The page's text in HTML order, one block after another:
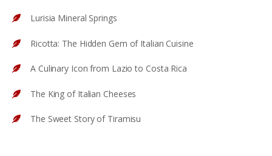
Lurisia Mineral Springs
Ricotta: The Hidden Gem of Italian Cuisine
A Culinary Icon from Lazio to Costa Rica
The King of Italian Cheeses
The Sweet Story of Tiramisu